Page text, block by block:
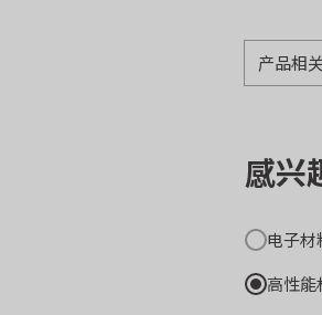
感兴
电子材
高性能